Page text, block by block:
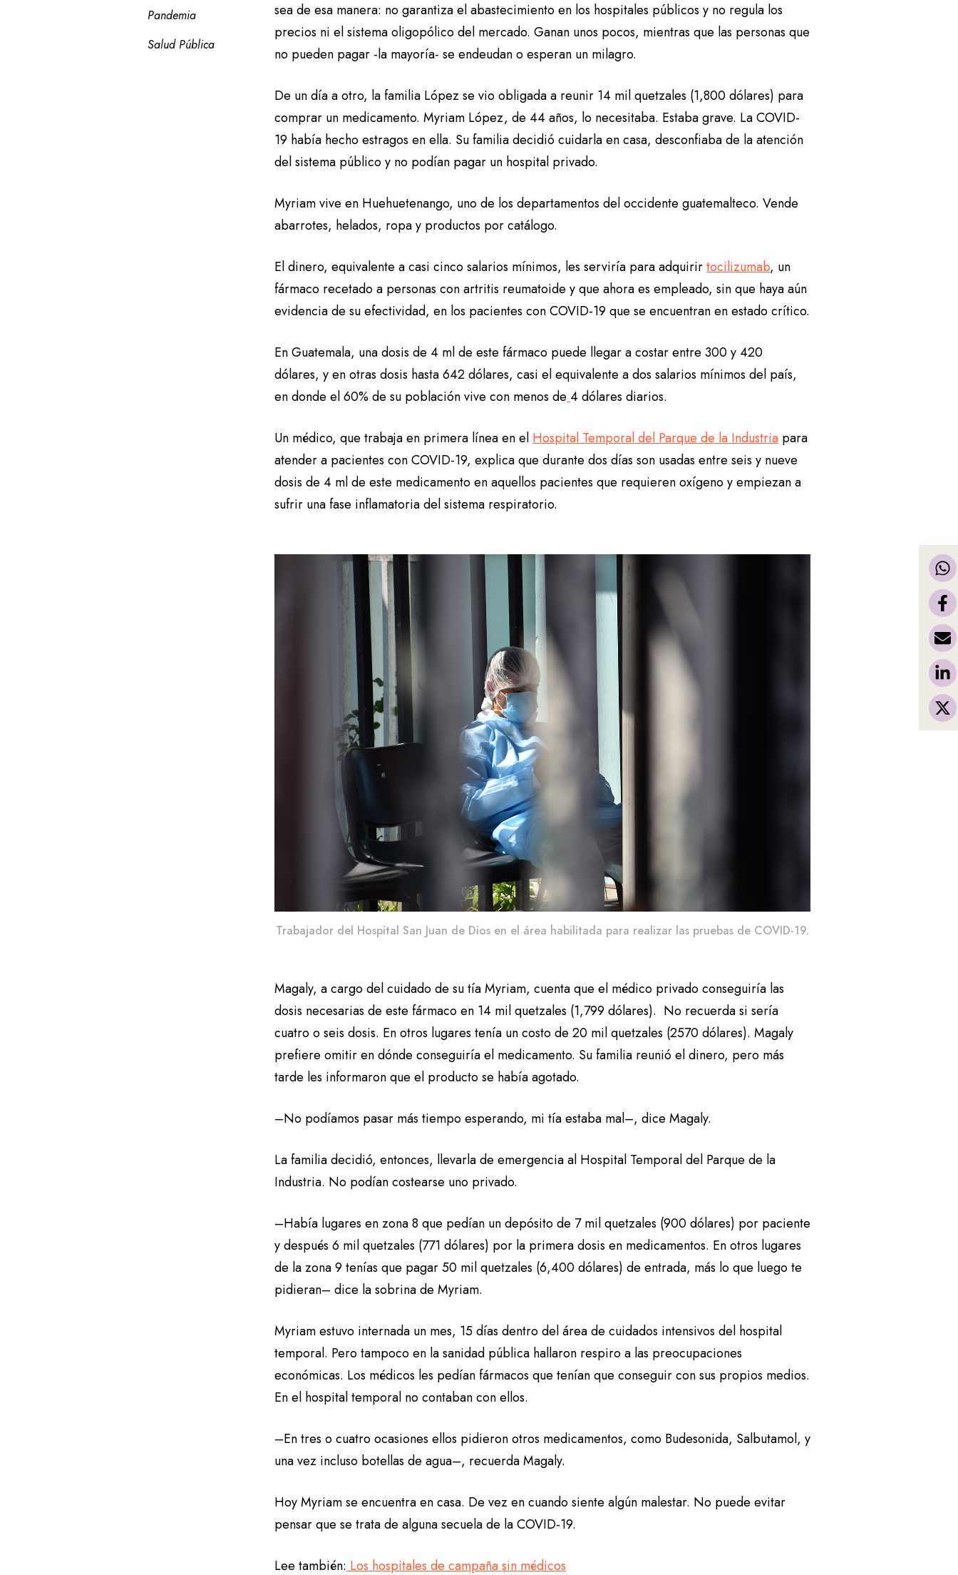
Pandemia
Salud Pública
sea de esa manera: no garantiza el abastecimiento en los hospitales públicos y no regula los
precios ni el sistema oligopólico del mercado. Ganan unos pocos, mientras que las personas que
no pueden pagar -la mayoría- se endeudan o esperan un milagro.
De un día a otro, la familia López se vio obligada a reunir 14 mil quetzales (1,800 dólares) para
comprar un medicamento. Myriam López, de 44 años, lo necesitaba. Estaba grave. La COVID-
19 había hecho estragos en ella. Su familia decidió cuidarla en casa, desconfiaba de la atención
del sistema público y no podían pagar un hospital privado.
Myriam vive en Huehuetenango, uno de los departamentos del occidente guatemalteco. Vende
abarrotes, helados, ropa y productos por catálogo.
El dinero, equivalente a casi cinco salarios mínimos, les serviría para adquirirtocilizumab, un
fármaco recetado a personas con artritis reumatoide y que ahora es empleado, sin que haya aún
evidencia de su efectividad, en los pacientes con COVID-19 que se encuentran en estado crítico.
En Guatemala, una dosis de 4 ml de este fármaco puede llegar a costar entre 300 y 420
dólares, y en otras dosis hasta 642 dólares, casi el equivalente a dos salarios mínimos del país,
en donde el 60% de su población vive con menos de 4 dólares diarios.
Un médico, que trabaja en primera línea en el Hospital Temporal del Parque de la Industria para
atender a pacientes con COVID-19, explica que durante dos días son usadas entre seis y nueve
dosis de 4 ml de este medicamento en aquellos pacientes que requieren oxígeno y empiezan a
sufrir una fase inflamatoria del sistema respiratorio.
Trabajador del Hospital San Juan de Dios en el área habilitada para realizar las pruebas de COVID-19.
Magaly, a cargo del cuidado de su tía Myriam, cuenta que el médico privado conseguiría las
dosis necesarias de este fármaco en 14 mil quetzales (1,799 dólares). No recuerda si sería
cuatro o seis dosis. En otros lugares tenía un costo de 20 mil quetzales (2570 dólares). Magaly
prefiere omitir en dónde conseguiría el medicamento. Su familia reunió el dinero, pero más
tarde les informaron que el producto se había agotado.
–No podíamos pasar más tiempo esperando, mi tía estaba mal–, dice Magaly.
La familia decidió, entonces, llevarla de emergencia al Hospital Temporal del Parque de la
Industria. No podían costearse uno privado.
–Había lugares en zona 8 que pedían un depósito de 7 mil quetzales (900 dólares) por paciente
y después 6 mil quetzales (771 dólares) por la primera dosis en medicamentos. En otros lugares
de la zona 9 tenías que pagar 50 mil quetzales (6,400 dólares) de entrada, más lo que luego te
pidieran– dice la sobrina de Myriam.
Myriam estuvo internada un mes, 15 días dentro del área de cuidados intensivos del hospital
temporal. Pero tampoco en la sanidad pública hallaron respiro a las preocupaciones
económicas. Los médicos les pedían fármacos que tenían que conseguir con sus propios medios.
En el hospital temporal no contaban con ellos.
–En tres o cuatro ocasiones ellos pidieron otros medicamentos, como Budesonida, Salbutamol, y
una vez incluso botellas de agua–, recuerda Magaly.
Hoy Myriam se encuentra en casa. De vez en cuando siente algún malestar. No puede evitar
pensar que se trata de alguna secuela de la COVID-19.
Lee también:Los hospitales de campaña sin médicos